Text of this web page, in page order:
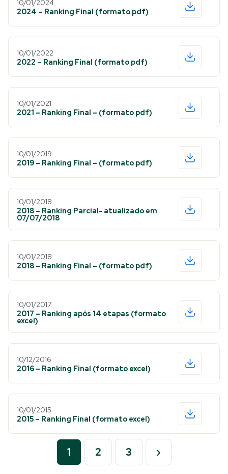
10/01/2024
2024 – Ranking Final (formato pdf)
10/01/2022
2022 – Ranking Final (formato pdf)
10/01/2021
2021 – Ranking Final – (formato pdf)
10/01/2019
2019 – Ranking Final – (formato pdf)
10/01/2018
2018 – Ranking Parcial- atualizado em
07/07/2018
10/01/2018
2018 – Ranking Final – (formato pdf)
10/01/2017
2017 – Ranking após 14 etapas (formato
excel)
10/12/2016
2016 – Ranking Final (formato excel)
10/01/2015
2015 – Ranking Final (formato excel)
1 2 3 ›